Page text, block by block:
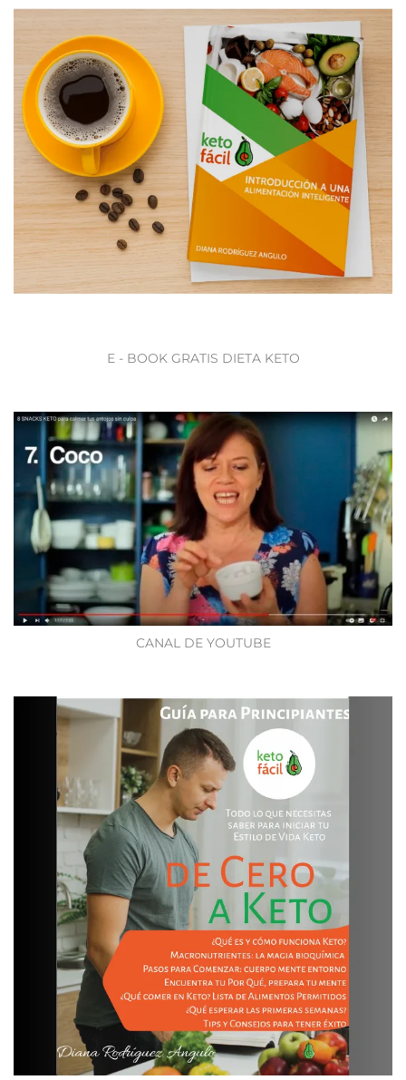
E - BOOK GRATIS DIETA KETO
CANAL DE YOUTUBE